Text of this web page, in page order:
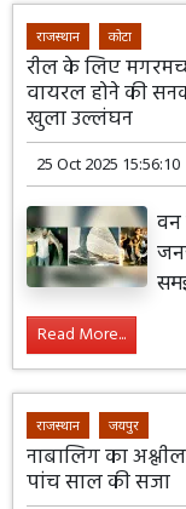
राजस्थान कोटा
रील के लिए
वायरल होने की
खुला उल्लंघन
25 Oct 2025 15:56:10
वन
Read More...
राजस्थान जयपुर
नाबालिग का
पांच साल की सजा